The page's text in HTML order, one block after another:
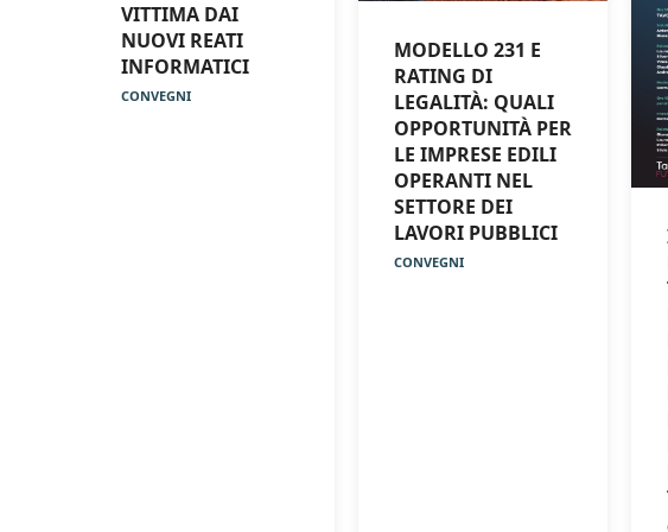
VITTIMA DAI
NUOVI REATI
INFORMATICI
CONVEGNI
MODELLO 231 E
RATING DI
LEGALITÀ: QUALI
OPPORTUNITÀ PER
LE IMPRESE EDILI
OPERANTI NEL
SETTORE DEI
LAVORI PUBBLICI
CONVEGNI